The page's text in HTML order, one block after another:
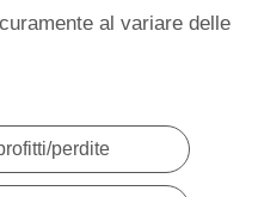
al variare delle
perdite